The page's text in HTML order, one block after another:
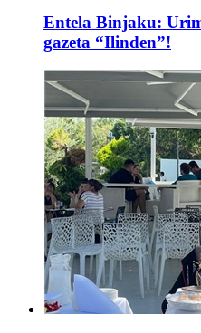
Entela Binjaku:
gazeta “Ilinden”!